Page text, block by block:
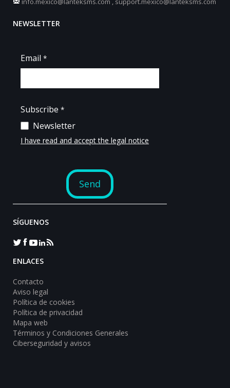
NEWSLETTER
SÍGUENOS
ENLACES
Contacto
Aviso legal
Política de cookies
Política de privacidad
Mapa web
Términos y Condiciones Generales
Ciberseguridad y avisos